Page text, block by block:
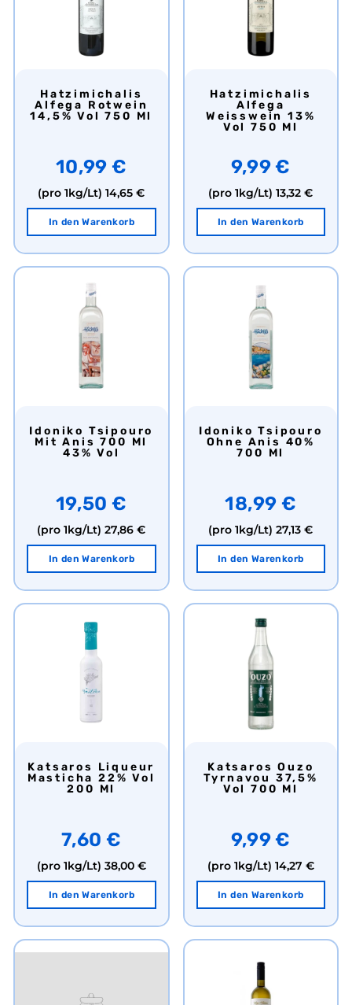
Hatzimichalis
Alfega Rotwein
14,5% Vol 750 Ml
10,99 €
(pro 1kg/Lt) 14,65 €
In den Warenkorb
Hatzimichalis
Alfega
Weisswein 13%
Vol 750 Ml
9,99 €
(pro 1kg/Lt) 13,32 €
In den Warenkorb
Idoniko Tsipouro
Mit Anis 700 Ml
43% Vol
19,50 €
(pro 1kg/Lt) 27,86 €
In den Warenkorb
Idoniko Tsipouro
Ohne Anis 40%
700 Ml
18,99 €
(pro 1kg/Lt) 27,13 €
In den Warenkorb
Katsaros Liqueur
Masticha 22% Vol
200 Ml
7,60 €
(pro 1kg/Lt) 38,00 €
In den Warenkorb
Katsaros Ouzo
Tyrnavou 37,5%
Vol 700 Ml
9,99 €
(pro 1kg/Lt) 14,27 €
In den Warenkorb